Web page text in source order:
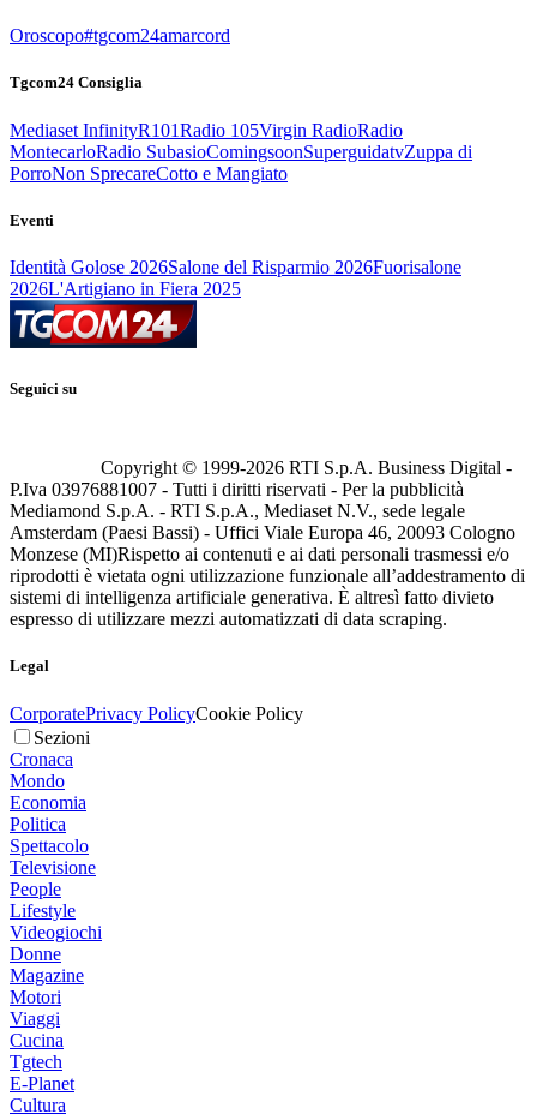
Oroscopo#tgcom24amarcord
Tgcom24 Consiglia
Mediaset InfinityR101Radio 105Virgin RadioRadio
MontecarloRadio SubasioComingsoonSuperguidatvZuppa di
PorroNon SprecareCotto e Mangiato
Eventi
Identità Golose 2026Salone del Risparmio 2026Fuorisalone
2026L'Artigiano in Fiera 2025
Seguici su
Copyright © 1999-2026 RTI S.p.A. Business Digital -
P.Iva 03976881007 - Tutti i diritti riservati - Per la pubblicità
Mediamond S.p.A. - RTI S.p.A., Mediaset N.V., sede legale
Amsterdam (Paesi Bassi) - Uffici Viale Europa 46, 20093 Cologno
Monzese (MI)Rispetto ai contenuti e ai dati personali trasmessi e/o
riprodotti è vietata ogni utilizzazione funzionale all’addestramento di
sistemi di intelligenza artificiale generativa. È altresì fatto divieto
espresso di utilizzare mezzi automatizzati di data scraping.
Legal
CorporatePrivacy PolicyCookie Policy
Sezioni
Cronaca
Mondo
Economia
Politica
Spettacolo
Televisione
People
Lifestyle
Videogiochi
Donne
Magazine
Motori
Viaggi
Cucina
Tgtech
E-Planet
Cultura